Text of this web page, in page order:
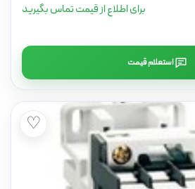
برای اطلاع از قیمت تماس بگیرید
استعلام قیمت
♡